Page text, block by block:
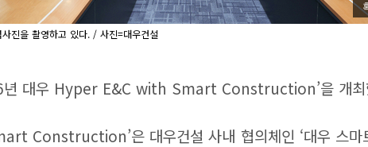
을 촬영하고 있다. / 사진=대우건설
년 대우 Hyper E&C with Smart Construction’을 개최
Construction’은 대우건설 사내 협의체인 ‘대우 스마